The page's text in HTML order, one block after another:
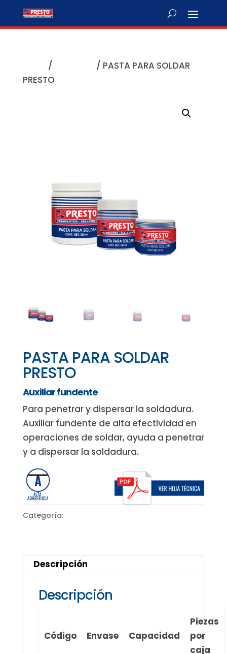
/
/ PASTA PARA SOLDAR
PRESTO
PASTA PARA SOLDAR
PRESTO
Auxiliar fundente
Para penetrar y dispersar la soldadura.
Auxiliar fundente de alta efectividad en
operaciones de soldar, ayuda a penetrar
y a dispersar la soldadura.
Categoría:
Descripción
Descripción
Código Envase Capacidad
Piezas
por
caja